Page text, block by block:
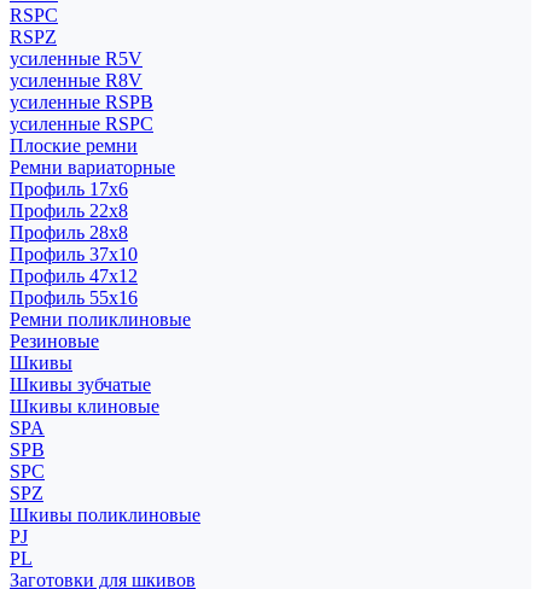
RSPC
RSPZ
усиленные R5V
усиленные R8V
усиленные RSPB
усиленные RSPC
Плоские ремни
Ремни вариаторные
Профиль 17x6
Профиль 22x8
Профиль 28x8
Профиль 37x10
Профиль 47x12
Профиль 55x16
Ремни поликлиновые
Резиновые
Шкивы
Шкивы зубчатые
Шкивы клиновые
SPA
SPB
SPC
SPZ
Шкивы поликлиновые
PJ
PL
Заготовки для шкивов